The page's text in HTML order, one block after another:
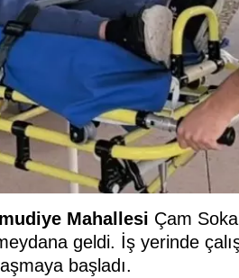
Mahallesi Çam
geldi. İş yerinde
başladı.